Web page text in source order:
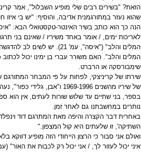
הזאת? "בשירים רבים שלי מופיע השבלול", אמר
שהוא נעזר במתורגמנית אדיבה, והוסיף: "יש בי איזו
הנה כך הוא כותב בשיר האינטר-טקסטואלי הבא:
לאריכות ימים, / אומר באחד משיריו / שאינם בני
המלים והלב" ("איסה", עמ'
המלים והלב". האם משורר עברי בן ימינו יכול
שימבורסקה או הרברט.
שירתו של קריניצקי, לפחות על פי המבחר
של שיריו מהשנים 1969-1996
בספר, בני שתיים עד שלוש שורות לעתים, אין הוא
נותרים במחשבתנו גם לאחר זמן.
באחרית דבר הקצרה והיפה מאת המתרגם דוד
השתיקה', זו שלעתים היא קול המצפון".
ואולם אני סבור כי הרצון הייחודי הזה מופיע